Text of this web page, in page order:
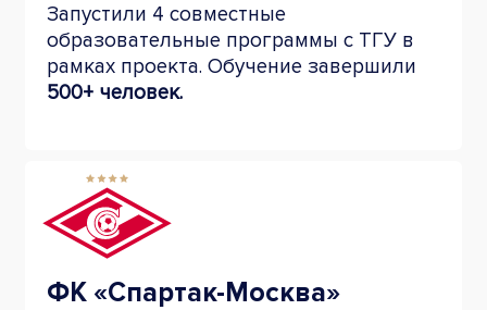
Запустили 4 совместные
образовательные программы с ТГУ в
рамках проекта. Обучение завершили
500+ человек.
ФК «Спартак-Москва»